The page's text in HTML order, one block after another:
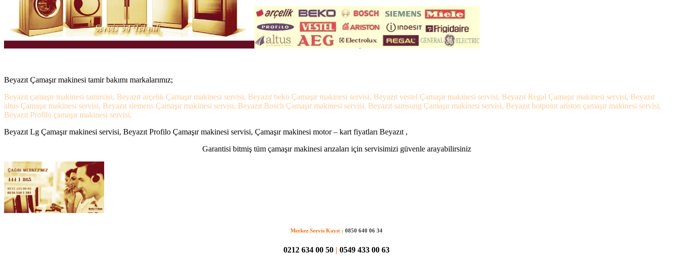
Beyazıt Çamaşır makinesi tamir bakımı markalarımız;
Beyazıt çamaşır makinesi tamircisi, Beyazıt arçelik Çamaşır makinesi servisi, Beyazıt beko Çamaşır makinesi servisi, Beyazıt vestel Çamaşır makinesi servisi, Beyazıt Regal Çamaşır makinesi servisi, Beyazıt
altus Çamaşır makinesi servisi, Beyazıt siemens Çamaşır makinesi servisi, Beyazıt Bosch Çamaşır makinesi servisi, Beyazıt samsung Çamaşır makinesi servisi, Beyazıt hotpoint ariston çamaşır makinesi servisi,
Beyazıt Profilo çamaşır makinesi servisi,
Beyazıt Lg Çamaşır makinesi servisi, Beyazıt Profilo Çamaşır makinesi servisi, Çamaşır makinesi motor – kart fiyatları Beyazıt ,
Garantisi bitmiş tüm çamaşır makinesi arızaları için servisimizi güvenle arayabilirsiniz
Merkez Servis Kayıt : 0850 640 06 34
0212 634 00 50 0549 433 00 63